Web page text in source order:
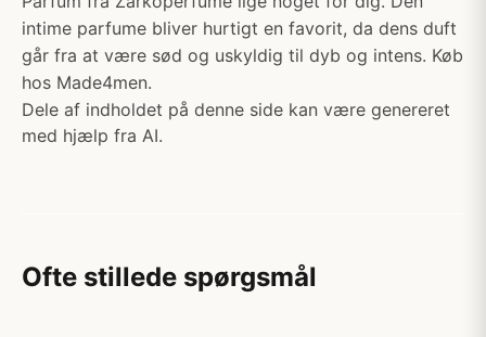
intime parfume bliver hurtigt en favorit, da dens duft
går fra at være sød og uskyldig til dyb og intens. Køb
hos Made4men.
Dele af indholdet på denne side kan være genereret
med hjælp fra AI.
Ofte stillede spørgsmål